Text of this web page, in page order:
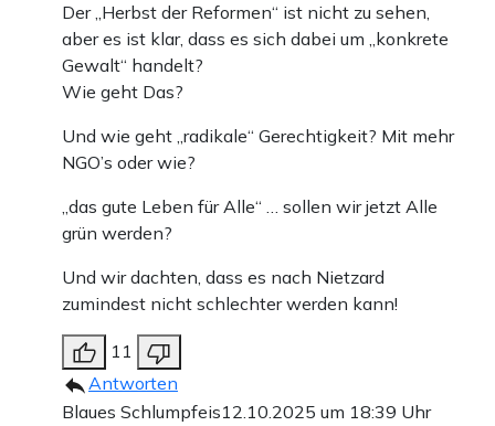
Der „Herbst der Reformen“ ist nicht zu sehen,
aber es ist klar, dass es sich dabei um „konkrete
Gewalt“ handelt?
Wie geht Das?
Und wie geht „radikale“ Gerechtigkeit? Mit mehr
NGO’s oder wie?
„das gute Leben für Alle“ … sollen wir jetzt Alle
grün werden?
Und wir dachten, dass es nach Nietzard
zumindest nicht schlechter werden kann!
11
Antworten
Blaues Schlumpfeis12.10.2025 um 18:39 Uhr